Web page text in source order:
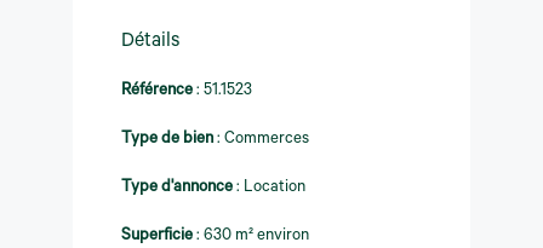
Détails
Référence : 51.1523
Type de bien : Commerces
Type d'annonce : Location
Superficie : 630 m² environ